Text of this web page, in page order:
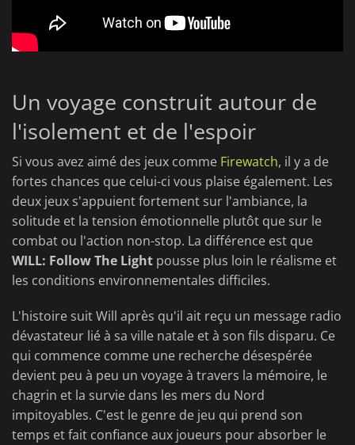
Un voyage construit autour de
l'isolement et de l'espoir
Si vous avez aimé des jeux comme Firewatch, il y a de
fortes chances que celui-ci vous plaise également. Les
deux jeux s'appuient fortement sur l'ambiance, la
solitude et la tension émotionnelle plutôt que sur le
combat ou l'action non-stop. La différence est que
WILL: Follow The Light pousse plus loin le réalisme et
les conditions environnementales difficiles.
L'histoire suit Will après qu'il ait reçu un message radio
dévastateur lié à sa ville natale et à son fils disparu. Ce
qui commence comme une recherche désespérée
devient peu à peu un voyage à travers la mémoire, le
chagrin et la survie dans les mers du Nord
impitoyables. C'est le genre de jeu qui prend son
temps et fait confiance aux joueurs pour absorber le